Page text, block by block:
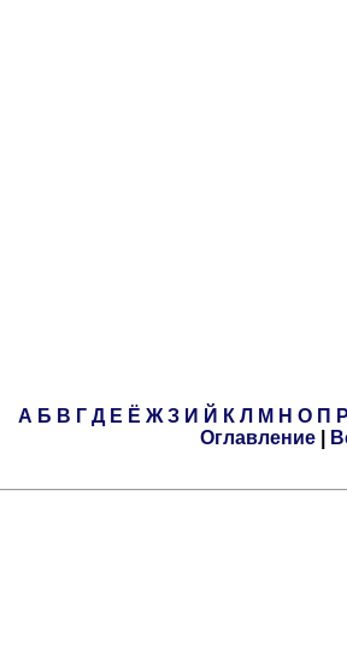
А Б В Г Д Е Ё Ж З И Й К Л М Н О П Р
Оглавление